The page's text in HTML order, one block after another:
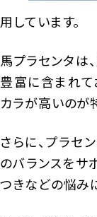
用しています。
馬プラセンタは
豊富に含まれて
カラが高いのが
さらに、プラセ
のバランスをサ
つきなどの悩み